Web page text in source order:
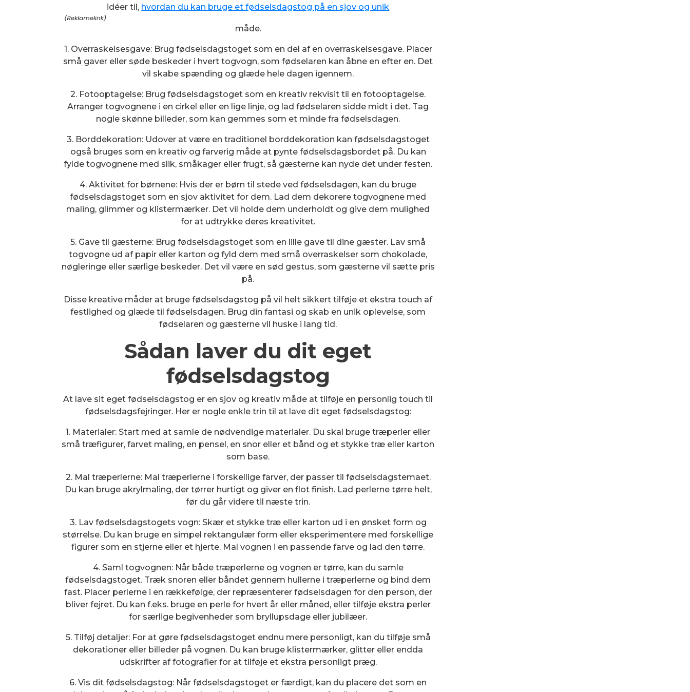
idéer til, hvordan du kan bruge et fødselsdagstog på en sjov og unik
måde.
1. Overraskelsesgave: Brug fødselsdagstoget som en del af en overraskelsesgave. Placer
små gaver eller søde beskeder i hvert togvogn, som fødselaren kan åbne en efter en. Det
vil skabe spænding og glæde hele dagen igennem.
2. Fotooptagelse: Brug fødselsdagstoget som en kreativ rekvisit til en fotooptagelse.
Arranger togvognene i en cirkel eller en lige linje, og lad fødselaren sidde midt i det. Tag
nogle skønne billeder, som kan gemmes som et minde fra fødselsdagen.
3. Borddekoration: Udover at være en traditionel borddekoration kan fødselsdagstoget
også bruges som en kreativ og farverig måde at pynte fødselsdagsbordet på. Du kan
fylde togvognene med slik, småkager eller frugt, så gæsterne kan nyde det under festen.
4. Aktivitet for børnene: Hvis der er børn til stede ved fødselsdagen, kan du bruge
fødselsdagstoget som en sjov aktivitet for dem. Lad dem dekorere togvognene med
maling, glimmer og klistermærker. Det vil holde dem underholdt og give dem mulighed
for at udtrykke deres kreativitet.
5. Gave til gæsterne: Brug fødselsdagstoget som en lille gave til dine gæster. Lav små
togvogne ud af papir eller karton og fyld dem med små overraskelser som chokolade,
nøgleringe eller særlige beskeder. Det vil være en sød gestus, som gæsterne vil sætte pris
på.
Disse kreative måder at bruge fødselsdagstog på vil helt sikkert tilføje et ekstra touch af
festlighed og glæde til fødselsdagen. Brug din fantasi og skab en unik oplevelse, som
fødselaren og gæsterne vil huske i lang tid.
Sådan laver du dit eget
fødselsdagstog
At lave sit eget fødselsdagstog er en sjov og kreativ måde at tilføje en personlig touch til
fødselsdagsfejringer. Her er nogle enkle trin til at lave dit eget fødselsdagstog:
1. Materialer: Start med at samle de nødvendige materialer. Du skal bruge træperler eller
små træfigurer, farvet maling, en pensel, en snor eller et bånd og et stykke træ eller karton
som base.
2. Mal træperlerne: Mal træperlerne i forskellige farver, der passer til fødselsdagstemaet.
Du kan bruge akrylmaling, der tørrer hurtigt og giver en flot finish. Lad perlerne tørre helt,
før du går videre til næste trin.
3. Lav fødselsdagstogets vogn: Skær et stykke træ eller karton ud i en ønsket form og
størrelse. Du kan bruge en simpel rektangulær form eller eksperimentere med forskellige
figurer som en stjerne eller et hjerte. Mal vognen i en passende farve og lad den tørre.
4. Saml togvognen: Når både træperlerne og vognen er tørre, kan du samle
fødselsdagstoget. Træk snoren eller båndet gennem hullerne i træperlerne og bind dem
fast. Placer perlerne i en rækkefølge, der repræsenterer fødselsdagen for den person, der
bliver fejret. Du kan f.eks. bruge en perle for hvert år eller måned, eller tilføje ekstra perler
for særlige begivenheder som bryllupsdage eller jubilæer.
5. Tilføj detaljer: For at gøre fødselsdagstoget endnu mere personligt, kan du tilføje små
dekorationer eller billeder på vognen. Du kan bruge klistermærker, glitter eller endda
udskrifter af fotografier for at tilføje et ekstra personligt præg.
6. Vis dit fødselsdagstog: Når fødselsdagstoget er færdigt, kan du placere det som en